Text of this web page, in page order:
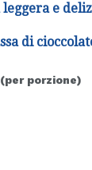
e
di
porzione)